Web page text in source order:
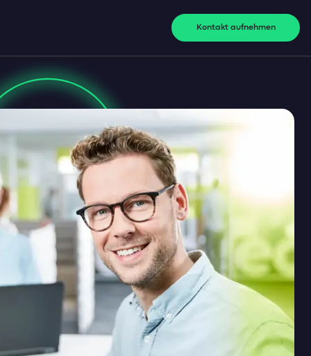
Kontakt aufnehmen